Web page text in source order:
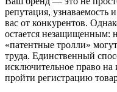
репутация, узнаваемость
вас от конкурентов.
остается незащищенным:
«патентные тролли»
труда. Единственный
исключительное право
пройти регистрацию